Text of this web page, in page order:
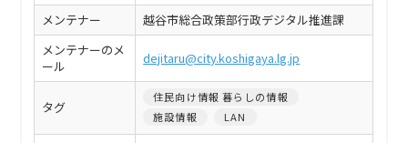
メンテナー
越谷市総合政策部行政デジタル推進課
メンテナーのメ
ール
dejitaru@city.koshigaya.lg.jp
タグ
住民向け情報 暮らしの情報
施設情報
LAN